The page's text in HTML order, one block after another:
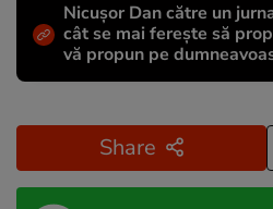
Nicușor Dan către un
cât se mai ferește să
vă propun pe
Share